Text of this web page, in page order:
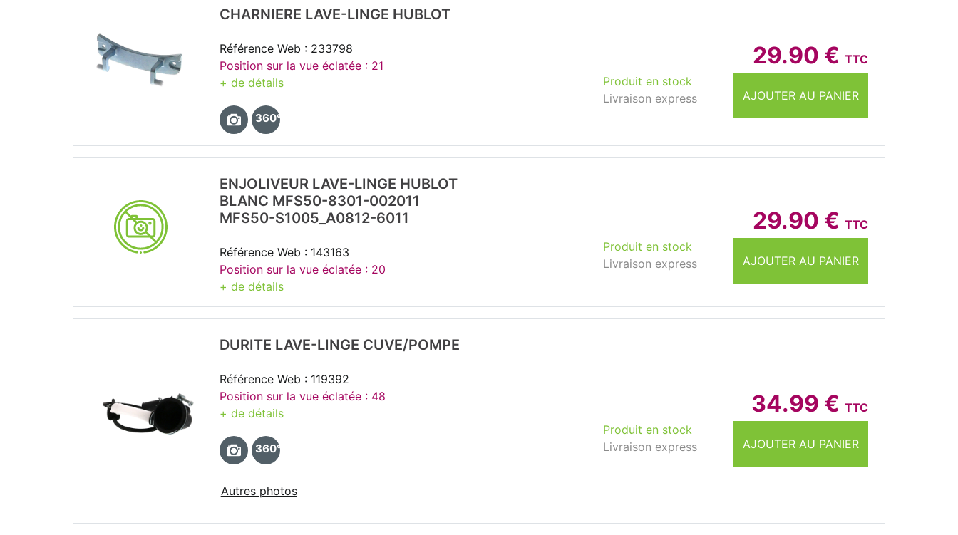
29.90 € TTC
AJOUTER AU PANIER
Produit en stock
Livraison express
CHARNIERE LAVE-LINGE HUBLOT
Référence Web : 233798
Position sur la vue éclatée : 21
+ de détails
360°
29.90 € TTC
AJOUTER AU PANIER
Produit en stock
Livraison express
ENJOLIVEUR LAVE-LINGE HUBLOT
BLANC MFS50-8301-002011
MFS50-S1005_A0812-6011
Référence Web : 143163
Position sur la vue éclatée : 20
+ de détails
34.99 € TTC
AJOUTER AU PANIER
Produit en stock
Livraison express
DURITE LAVE-LINGE CUVE/POMPE
Référence Web : 119392
Position sur la vue éclatée : 48
+ de détails
360°
Autres photos